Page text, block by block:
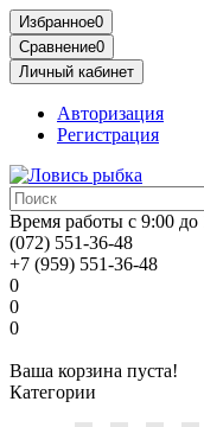
Избранное0
Сравнение0
Личный кабинет
Авторизация
Регистрация
Время работы с 9:00
(072) 551-36-48
+7 (959) 551-36-48
0
0
0
Ваша корзина пуста!
Категории